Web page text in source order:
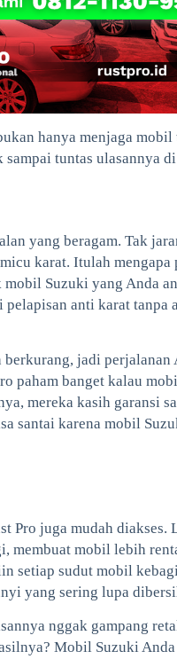
hanya menjaga mobil
tuntas ulasannya
yang beragam. Tak
karat. Itulah mengapa
Suzuki yang Anda
anti karat tanpa
jadi perjalanan
paham banget kalau
mereka kasih garansi
santai karena mobil
Pro juga mudah diakses.
membuat mobil lebih
setiap sudut mobil
yang sering lupa
nggak gampang
Mobil Suzuki Anda